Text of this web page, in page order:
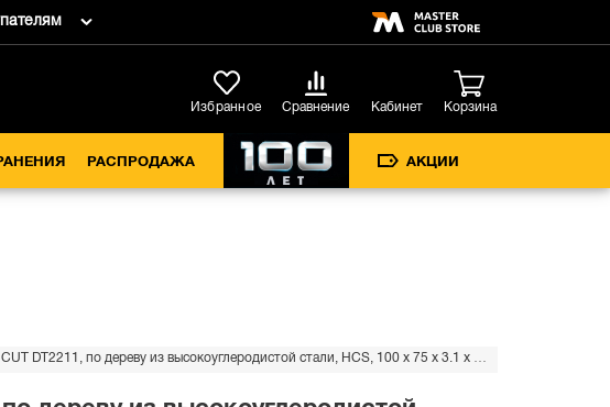
Избранное Сравнение Кабинет Корзина
РАСПРОДАЖА АКЦИИ